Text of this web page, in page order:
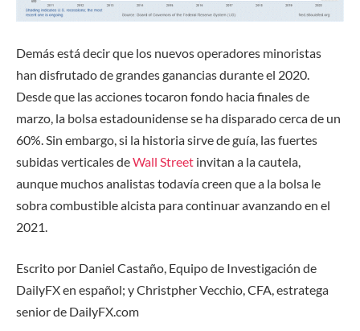
Demás está decir que los nuevos operadores minoristas
han disfrutado de grandes ganancias durante el 2020.
Desde que las acciones tocaron fondo hacia finales de
marzo, la bolsa estadounidense se ha disparado cerca de un
60%. Sin embargo, si la historia sirve de guía, las fuertes
subidas verticales deWall Street invitan a la cautela,
aunque muchos analistas todavía creen que a la bolsa le
sobra combustible alcista para continuar avanzando en el
2021.
Escrito por Daniel Castaño, Equipo de Investigación de
DailyFX en español; y Christpher Vecchio, CFA, estratega
senior de DailyFX.com